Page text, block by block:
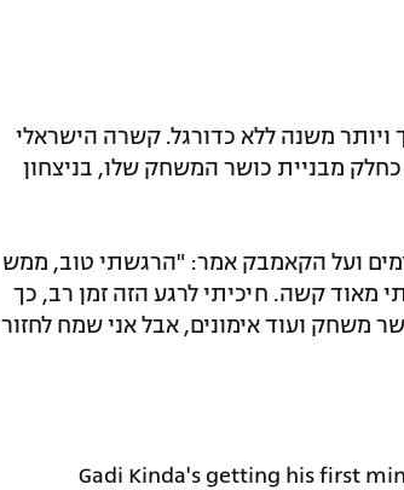
ויותר משנה ללא כדורגל. קשרה הישראלי
קנזס סיטי פתח בהרכב שיחק 31 דקות, כחלק מבניית כושר המשחק שלו, בניצחון
קינדה בן ה-29 נעדר מהמגרשים במשך 514 ימים ועל הקאמבק אמר: "הרגשתי טוב, ממש
מאוד קשה. חיכיתי לרגע הזה זמן רב, כך
משחק ועוד אימונים, אבל אני שמח לחזור
Gadi Kinda's getting his first